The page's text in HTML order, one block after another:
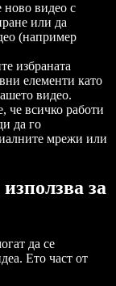
ново видео с
или да
(например
избраната
елементи като
видео.
че всичко работи
да го
мрежи или
за
да се
Ето част от